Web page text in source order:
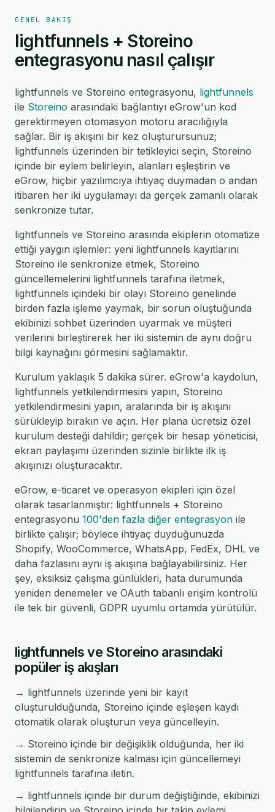
GENEL BAKIŞ
lightfunnels + Storeino
entegrasyonu nasıl çalışır
lightfunnels ve Storeino entegrasyonu, lightfunnels
ile Storeino arasındaki bağlantıyı eGrow'un kod
gerektirmeyen otomasyon motoru aracılığıyla
sağlar. Bir iş akışını bir kez oluşturursunuz;
lightfunnels üzerinden bir tetikleyici seçin, Storeino
içinde bir eylem belirleyin, alanları eşleştirin ve
eGrow, hiçbir yazılımcıya ihtiyaç duymadan o andan
itibaren her iki uygulamayı da gerçek zamanlı olarak
senkronize tutar.
lightfunnels ve Storeino arasında ekiplerin otomatize
ettiği yaygın işlemler: yeni lightfunnels kayıtlarını
Storeino ile senkronize etmek, Storeino
güncellemelerini lightfunnels tarafına iletmek,
lightfunnels içindeki bir olayı Storeino genelinde
birden fazla işleme yaymak, bir sorun oluştuğunda
ekibinizi sohbet üzerinden uyarmak ve müşteri
verilerini birleştirerek her iki sistemin de aynı doğru
bilgi kaynağını görmesini sağlamaktır.
Kurulum yaklaşık 5 dakika sürer. eGrow'a kaydolun,
lightfunnels yetkilendirmesini yapın, Storeino
yetkilendirmesini yapın, aralarında bir iş akışını
sürükleyip bırakın ve açın. Her plana ücretsiz özel
kurulum desteği dahildir; gerçek bir hesap yöneticisi,
ekran paylaşımı üzerinden sizinle birlikte ilk iş
akışınızı oluşturacaktır.
eGrow, e-ticaret ve operasyon ekipleri için özel
olarak tasarlanmıştır: lightfunnels + Storeino
entegrasyonu 100'den fazla diğer entegrasyon ile
birlikte çalışır; böylece ihtiyaç duyduğunuzda
Shopify, WooCommerce, WhatsApp, FedEx, DHL ve
daha fazlasını aynı iş akışına bağlayabilirsiniz. Her
şey, eksiksiz çalışma günlükleri, hata durumunda
yeniden denemeler ve OAuth tabanlı erişim kontrolü
ile tek bir güvenli, GDPR uyumlu ortamda yürütülür.
lightfunnels ve Storeino arasındaki
popüler iş akışları
→ lightfunnels üzerinde yeni bir kayıt
oluşturulduğunda, Storeino içinde eşleşen kaydı
otomatik olarak oluşturun veya güncelleyin.
→ Storeino içinde bir değişiklik olduğunda, her iki
sistemin de senkronize kalması için güncellemeyi
lightfunnels tarafına iletin.
→ lightfunnels içinde bir durum değiştiğinde, ekibinizi